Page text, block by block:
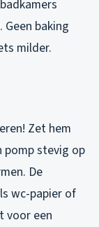
baking
milder.
Zet hem
pomp stevig op
De
wc-papier of
voor een